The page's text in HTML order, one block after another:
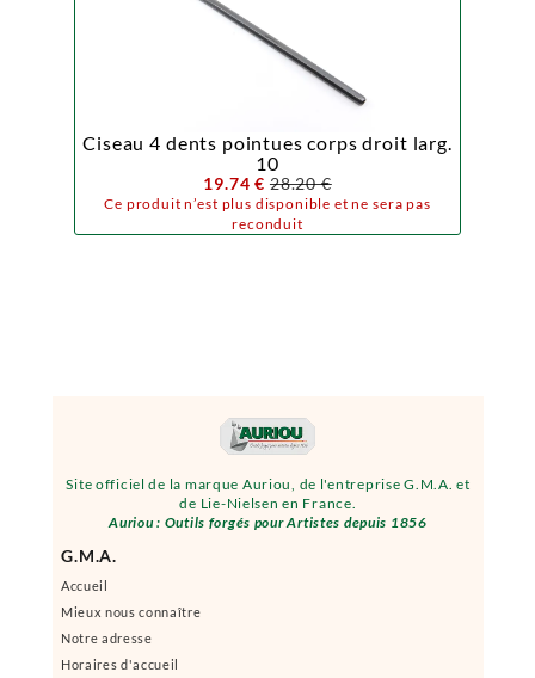
Site officiel de la marque Auriou, de l'entreprise G.M.A. et
de Lie-Nielsen en France.
Auriou : Outils forgés pour Artistes depuis 1856
G.M.A.
Accueil
Mieux nous connaître
Notre adresse
Horaires d'accueil
Ciseau 4 dents pointues corps droit larg.
10
19.74 € 28.20 €
Ce produit n’est plus disponible et ne sera pas
reconduit